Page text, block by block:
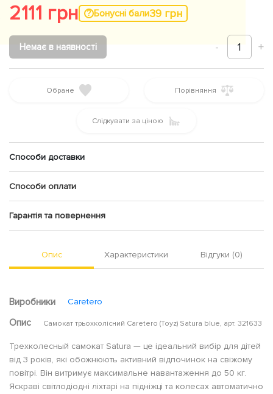
2111 грн Бонусні бали39 грн
- 1 +
Немає в наявності
Обране Порівняння
Слідкувати за ціною
Способи доставки
Способи оплати
Гарантія та повернення
Опис Характеристики Відгуки (0)
Виробники Caretero
Опис Самокат трьохколісний Caretero (Toyz) Satura blue, арт. 321633
Трехколесный самокат Satura — це ідеальний вибір для дітей
від 3 років, які обожнюють активний відпочинок на свіжому
повітрі. Він витримує максимальне навантаження до 50 кг.
Яскраві світлодіодні ліхтарі на підніжці та колесах автоматично